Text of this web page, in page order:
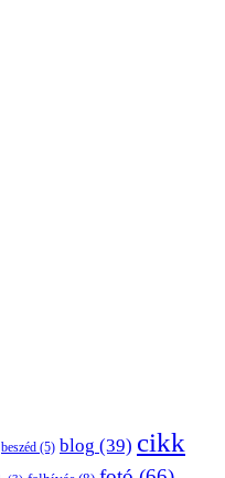
beszéd (5) blog (39) cikk